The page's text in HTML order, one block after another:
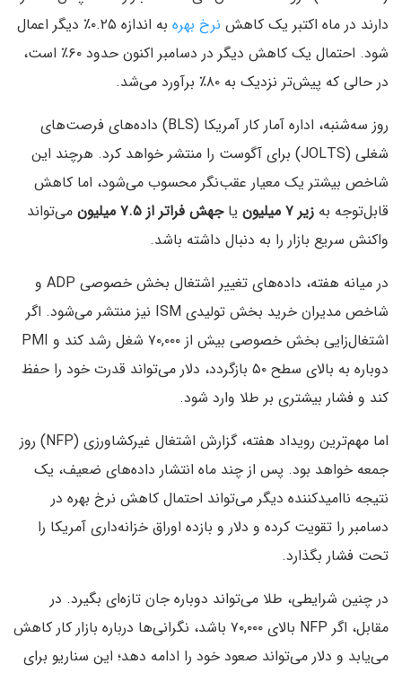
دارند در ماه اکتبر یک کاهش نرخ بهره
به اندازه ۰.۲۵٪ دیگر اعمال
شود. احتمال یک کاهش دیگر در دسامبر اکنون حدود ۶۰٪ است،
در حالی که پیش‌تر نزدیک به ۸۰٪ برآورد می‌شد.
روز سه‌شنبه، اداره آمار کار آمریکا (BLS) داده‌های فرصت‌های
شغلی (JOLTS) برای آگوست را منتشر خواهد کرد. هرچند این
شاخص بیشتر یک معیار عقب‌نگر محسوب می‌شود، اما کاهش
قابل‌توجه به زیر ۷ میلیون یاجهش فراتر از ۷.۵ میلیون
می‌تواند
واکنش سریع بازار را به دنبال داشته باشد.
در میانه هفته، داده‌های تغییر اشتغال بخش خصوصی ADP و
شاخص مدیران خرید بخش تولیدی ISM نیز منتشر می‌شود. اگر
اشتغال‌زایی بخش خصوصی بیش از ۷۰,۰۰۰ شغل رشد کند و PMI
دوباره به بالای سطح ۵۰ بازگردد، دلار می‌تواند قدرت خود را حفظ
کند و فشار بیشتری بر طلا وارد شود.
اما مهم‌ترین رویداد هفته، گزارش اشتغال غیرکشاورزی (NFP) روز
جمعه خواهد بود. پس از چند ماه انتشار داده‌های ضعیف، یک
نتیجه ناامیدکننده دیگر می‌تواند احتمال کاهش نرخ بهره در
دسامبر را تقویت کرده و دلار و بازده اوراق خزانه‌داری آمریکا را
تحت فشار بگذارد.
در چنین شرایطی، طلا می‌تواند دوباره جان تازه‌ای بگیرد. در
مقابل، اگر NFP بالای ۷۰,۰۰۰ باشد، نگرانی‌ها درباره بازار کار کاهش
می‌یابد و دلار می‌تواند صعود خود را ادامه دهد؛ این سناریو برای